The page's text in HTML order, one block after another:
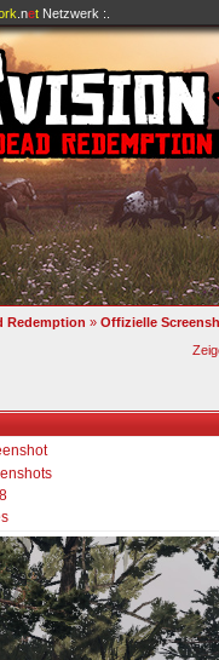
.netNetzwerk :.
Redemption » Offizielle